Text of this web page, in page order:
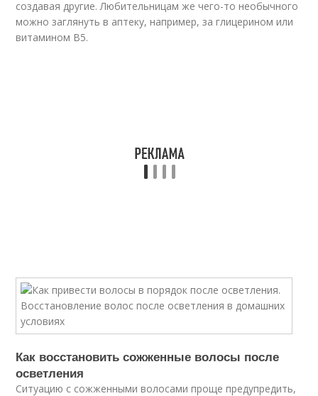
создавая другие. Любительницам же чего-то необычного
можно заглянуть в аптеку, например, за глицерином или
витамином В5.
Как восстановить сожженные волосы после
осветления
Ситуацию с сожженными волосами проще предупредить,